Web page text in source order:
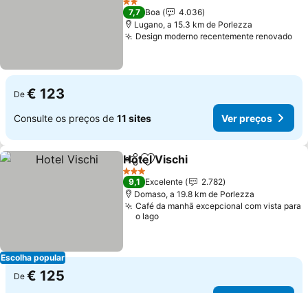
2 Estrelas
7,7 Boa
4.036
Lugano, a 15.3 km de Porlezza
Design moderno recentemente renovado
De € 123
Consulte os preços de 11 sites Ver preços
Escolha popular
PartilharAdicionar aos favoritos
Hotel Vischi
3 Estrelas
9,1 Excelente
2.782
Domaso, a 19.8 km de Porlezza
Café da manhã excepcional com vista para
o lago
De € 125